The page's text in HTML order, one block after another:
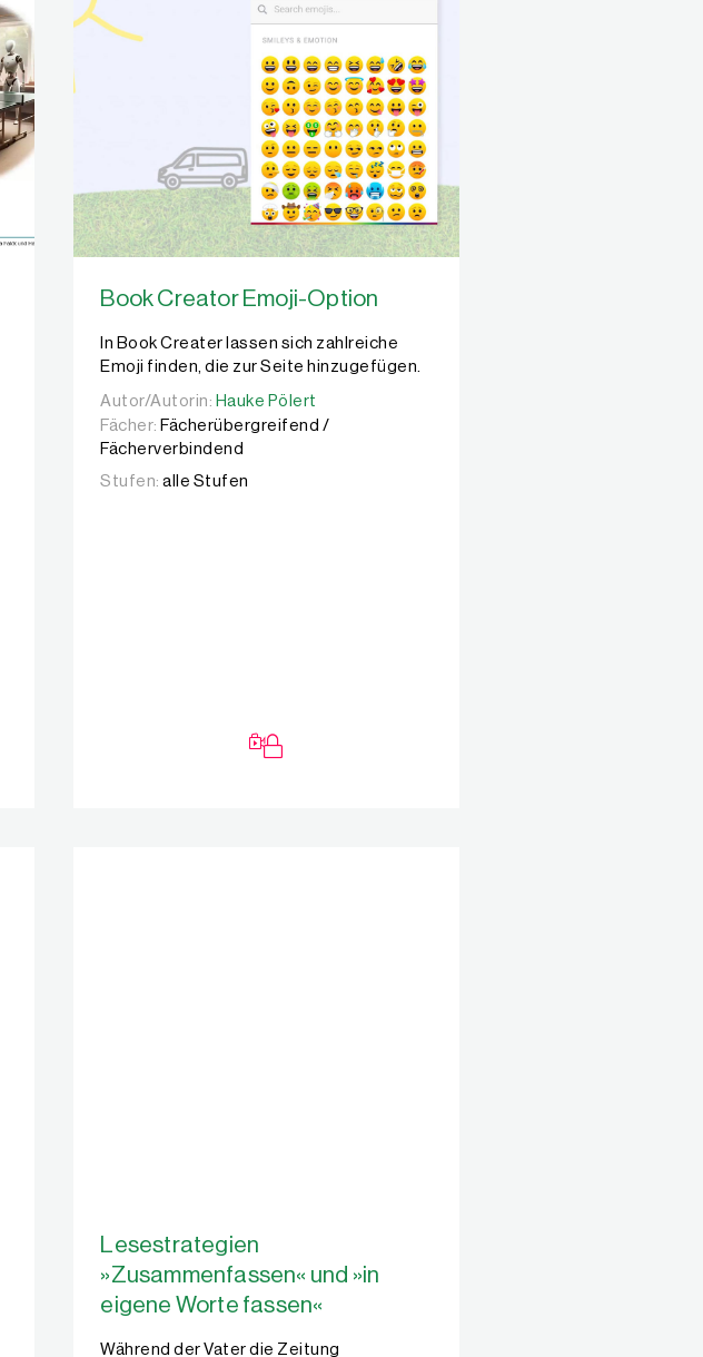
Book Creator Emoji-Option
In Book Creater lassen sich zahlreiche
Emoji finden, die zur Seite hinzugefügen.
Autor/Autorin: Hauke Pölert
Autor/Autorin: Hauke Pölert
Fächer: Fächerübergreifend /
Fächerverbindend
Stufen: alle Stufen
Lesestrategien
»Zusammenfassen« und »in
eigene Worte fassen«
Während der Vater die Zeitung